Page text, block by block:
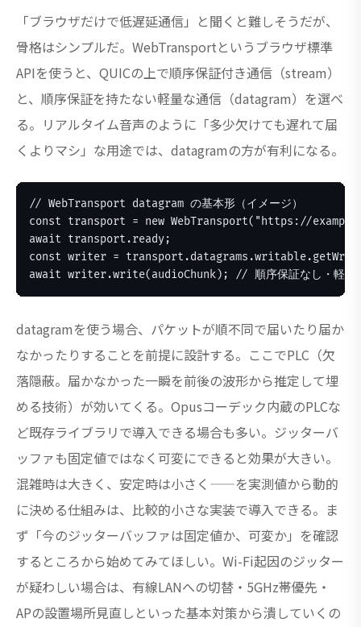
「ブラウザだけで低遅延通信」と聞くと難しそうだが、
骨格はシンプルだ。WebTransportというブラウザ標準
APIを使うと、QUICの上で順序保証付き通信（stream）
と、順序保証を持たない軽量な通信（datagram）を選べ
る。リアルタイム音声のように「多少欠けても遅れて届
くよりマシ」な用途では、datagramの方が有利になる。
// WebTransport datagram の基本形（イメージ）
const transport = new WebTransport("https://
await transport.ready;
const writer =
await writer.write(audioChunk); // 順序保証なし・軽量
datagramを使う場合、パケットが順不同で届いたり届か
なかったりすることを前提に設計する。ここでPLC（欠
落隠蔽。届かなかった一瞬を前後の波形から推定して埋
める技術）が効いてくる。Opusコーデック内蔵のPLCな
ど既存ライブラリで導入できる場合も多い。ジッターバ
ッファも固定値ではなく可変にできると効果が大きい。
混雑時は大きく、安定時は小さく——を実測値から動的
に決める仕組みは、比較的小さな実装で導入できる。ま
ず「今のジッターバッファは固定値か、可変か」を確認
するところから始めてみてほしい。Wi-Fi起因のジッター
が疑わしい場合は、有線LANへの切替・5GHz帯優先・
APの設置場所見直しといった基本対策から潰していくの